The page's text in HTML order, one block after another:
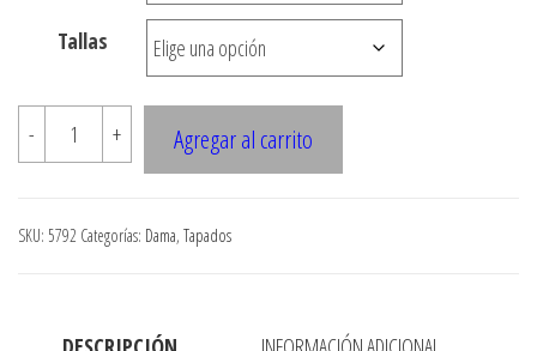
hasta
$7.990
Tallas
-
5792
+ Agregar al carrito
SKU: 5792 Categorías: Dama, Tapados